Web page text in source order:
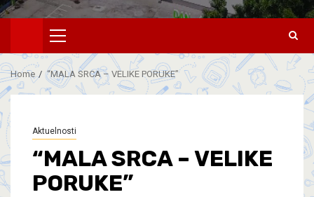
Home “MALA SRCA – VELIKE PORUKE”
Aktuelnosti
“MALA SRCA – VELIKE
PORUKE”